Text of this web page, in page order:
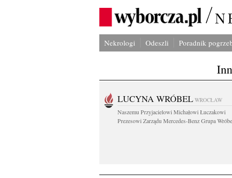
Nekrologi Odeszli Poradnik
LUCYNA WRÓBEL WROCŁAW
Naszemu Przyjacielowi Michałowi Łuczakowi
Prezesowi Zarządu Mercedes-Benz Grupa